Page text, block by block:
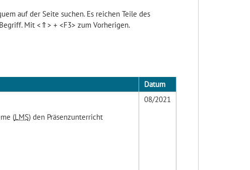
auf der Seite suchen. Es reichen Teile des
Mit <⇑> + <F3> zum Vorherigen.
Datum
(LMS) den Präsenzunterricht
08/2021